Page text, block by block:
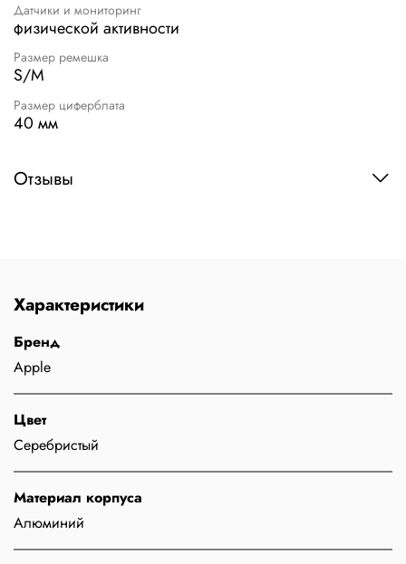
Датчики и мониторинг
физической активности
Размер ремешка
S/M
Размер циферблата
40 мм
Отзывы
Характеристики
Бренд
Apple
Цвет
Серебристый
Материал корпуса
Алюминий